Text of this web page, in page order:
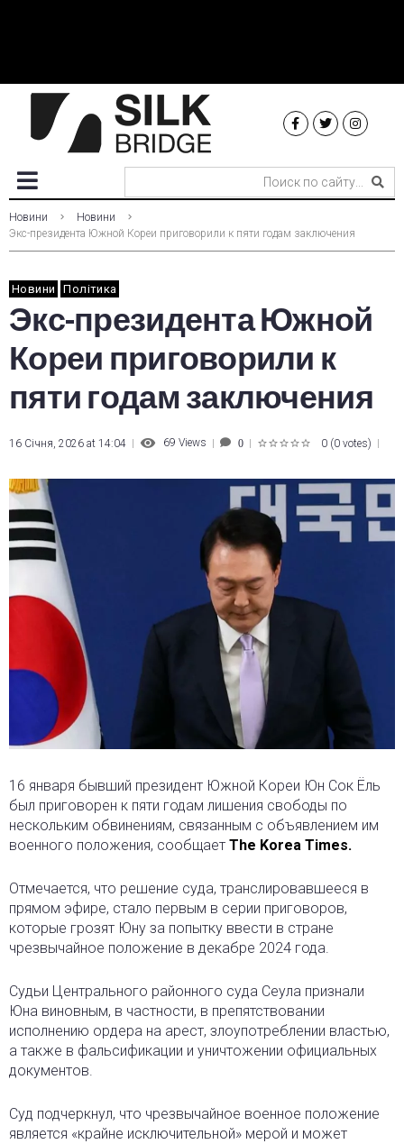
Новини
Новини
Экс-президента Южной Кореи приговорили к пяти годам заключения
Новини Політика
Экс-президента Южной
Кореи приговорили к
пяти годам заключения
16 Січня, 2026 at 14:04 69 Views 0 0 (0 votes)
16 января бывший президент Южной Кореи Юн Сок Ёль
был приговорен к пяти годам лишения свободы по
нескольким обвинениям, связанным с объявлением им
военного положения, сообщает The Korea Times.
Отмечается, что решение суда, транслировавшееся в
прямом эфире, стало первым в серии приговоров,
которые грозят Юну за попытку ввести в стране
чрезвычайное положение в декабре 2024 года.
Судьи Центрального районного суда Сеула признали
Юна виновным, в частности, в препятствовании
исполнению ордера на арест, злоупотреблении властью,
а также в фальсификации и уничтожении официальных
документов.
Суд подчеркнул, что чрезвычайное военное положение
является «крайне исключительной» мерой и может